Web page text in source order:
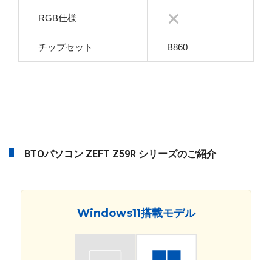
RGB仕様
チップセット B860
BTOパソコン ZEFT Z59R シリーズのご紹介
Windows11搭載モデル